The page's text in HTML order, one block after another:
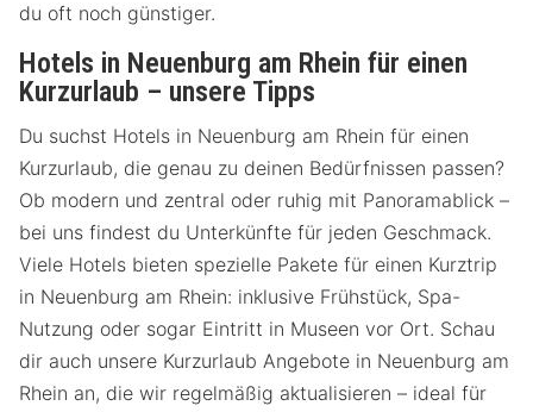
du oft noch günstiger.
Hotels in Neuenburg am Rhein für einen
Kurzurlaub – unsere Tipps
Du suchst Hotels in Neuenburg am Rhein für einen
Kurzurlaub, die genau zu deinen Bedürfnissen passen?
Ob modern und zentral oder ruhig mit Panoramablick –
bei uns findest du Unterkünfte für jeden Geschmack.
Viele Hotels bieten spezielle Pakete für einen Kurztrip
in Neuenburg am Rhein: inklusive Frühstück, Spa-
Nutzung oder sogar Eintritt in Museen vor Ort. Schau
dir auch unsere Kurzurlaub Angebote in Neuenburg am
Rhein an, die wir regelmäßig aktualisieren – ideal für